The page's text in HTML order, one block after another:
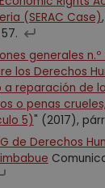
(SERAC Case)
generales
los Derechos
a reparación de
o penas
5)" (2017),
de Derechos